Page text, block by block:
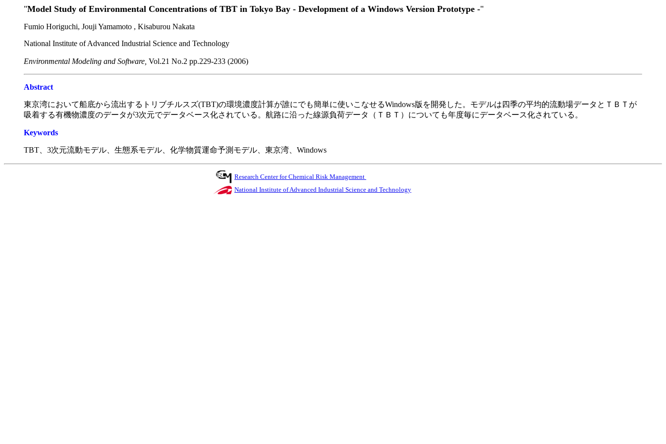
"Model Study of Environmental Concentrations of TBT in Tokyo Bay - Development of a Windows Version Prototype -"
Fumio Horiguchi, Jouji Yamamoto , Kisaburou Nakata
National Institute of Advanced Industrial Science and Technology
Environmental Modeling and Software, Vol.21 No.2 pp.229-233 (2006)
Abstract
東京湾において船底から流出するトリブチルスズ(TBT)の環境濃度計算が誰にでも簡単に使いこなせるWindows版を開発した。モデルは四季の平均的流動場データとＴＢＴが
吸着する有機物濃度のデータが3次元でデータベース化されている。航路に沿った線源負荷データ（ＴＢＴ）についても年度毎にデータベース化されている。
Keywords
TBT、3次元流動モデル、生態系モデル、化学物質運命予測モデル、東京湾、Windows
Research Center for Chemical Risk Management
National Institute of Advanced Industrial Science and Technology